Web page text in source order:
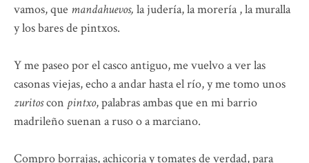
vamos, que mandahuevos, la judería, la morería , la muralla
y los bares de pintxos.
Y me paseo por el casco antiguo, me vuelvo a ver las
casonas viejas, echo a andar hasta el río, y me tomo unos
zuritoscon pintxo, palabras ambas que en mi barrio
madrileño suenan a ruso o a marciano.
Compro borrajas, achicoria y tomates de verdad, para